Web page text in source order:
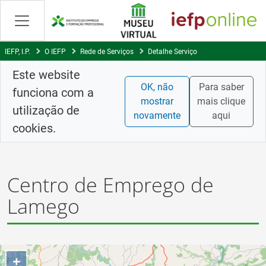
Saltar
para
conteúdo
principal
IEFP, I.P. O IEFP Rede de Serviços Detalhe Serviço
Este website
funciona com a
utilização de
cookies.
OK, não
mostrar
novamente
Para saber
mais clique
aqui
Centro de Emprego de
Lamego
+